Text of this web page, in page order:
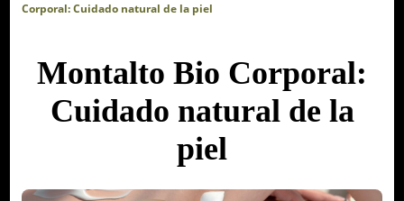
Corporal: Cuidado natural de la piel
Montalto Bio Corporal:
Cuidado natural de la
piel